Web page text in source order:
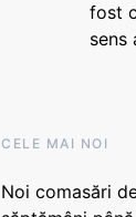
fost
sens
CELE MAI NOI
Noi comasări